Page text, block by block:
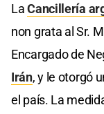
LaCancillería
non grata al Sr.
Encargado de
Irán, y le otorgó
el país. La